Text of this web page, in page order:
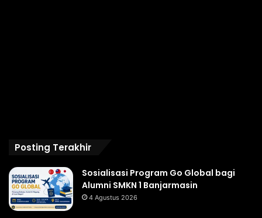
Posting Terakhir
Sosialisasi Program Go Global bagi
Alumni SMKN 1 Banjarmasin
4 Agustus 2026